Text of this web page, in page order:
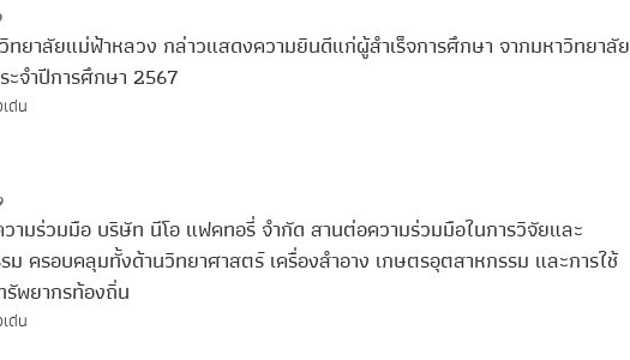
ทยาลัยแม่ฟ้าหลวง กล่าวแสดงความยินดีแก่ผู้สำเร็จการศึกษา จากมหาวิทยาลัย
จำปีการศึกษา 2567
ด่น
ามร่วมมือ บริษัท นีโอ แฟคทอรี่ จำกัด สานต่อความร่วมมือในการวิจัยและ
ครอบคลุมทั้งด้านวิทยาศาสตร์ เครื่องสำอาง เกษตรอุตสาหกรรม และการใช้
รัพยากรท้องถิ่น
ด่น